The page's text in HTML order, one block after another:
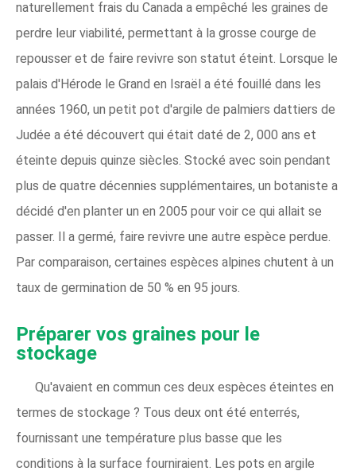
naturellement frais du Canada a empêché les graines de
perdre leur viabilité, permettant à la grosse courge de
repousser et de faire revivre son statut éteint. Lorsque le
palais d'Hérode le Grand en Israël a été fouillé dans les
années 1960, un petit pot d'argile de palmiers dattiers de
Judée a été découvert qui était daté de 2, 000 ans et
éteinte depuis quinze siècles. Stocké avec soin pendant
plus de quatre décennies supplémentaires, un botaniste a
décidé d'en planter un en 2005 pour voir ce qui allait se
passer. Il a germé, faire revivre une autre espèce perdue.
Par comparaison, certaines espèces alpines chutent à un
taux de germination de 50 % en 95 jours.
Préparer vos graines pour le
stockage
Qu'avaient en commun ces deux espèces éteintes en
termes de stockage ? Tous deux ont été enterrés,
fournissant une température plus basse que les
conditions à la surface fourniraient. Les pots en argile